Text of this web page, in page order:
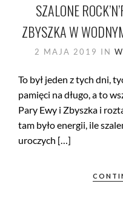
SZALONE
ZBYSZKA W
2 MAJA 2019 IN
To był jeden z tych dni,
pamięci na długo, a to
Pary Ewy i Zbyszka i
tam było energii, ile
uroczych […]